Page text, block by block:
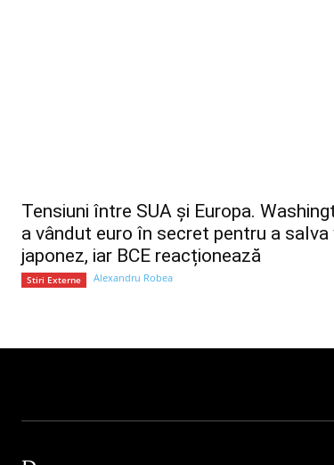
Tensiuni între SUA și Europa.
a vândut euro în secret pentru a salva
japonez, iar BCE reacționează
Stiri Externe Alexandru Robea